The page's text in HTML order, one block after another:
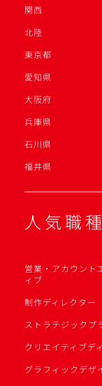
関西
北陸
東京都
愛知県
大阪府
兵庫県
石川県
福井県
人気職種
営業・アカウント
ィブ
制作ディレクター
ストラテジックプ
クリエイティブデ
グラフィックデザ